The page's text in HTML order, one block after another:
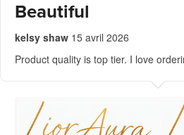
Beautiful
kelsy shaw 15 avril 2026
Product quality is top tier. I love